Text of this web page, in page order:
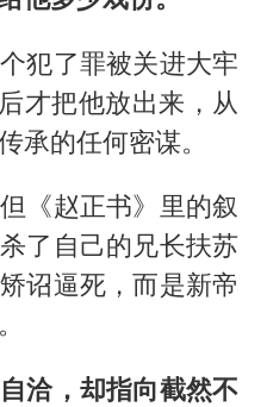
犯了罪被关进大牢
才把他放出来，从
承的任何密谋。
《赵正书》里的叙
了自己的兄长扶苏
诏逼死，而是新帝
洽，却指向截然不